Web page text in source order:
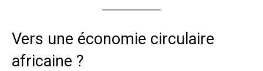
Vers une économie circulaire
africaine ?